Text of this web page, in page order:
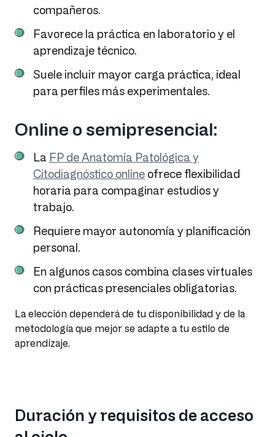
compañeros.
Favorece la práctica en laboratorio y el
aprendizaje técnico.
Suele incluir mayor carga práctica, ideal
para perfiles más experimentales.
Online o semipresencial:
La FP de Anatomía Patológica y
Citodiagnóstico online ofrece flexibilidad
horaria para compaginar estudios y
trabajo.
Requiere mayor autonomía y planificación
personal.
En algunos casos combina clases virtuales
con prácticas presenciales obligatorias.
La elección dependerá de tu disponibilidad y de la
metodología que mejor se adapte a tu estilo de
aprendizaje.
Duración y requisitos de acceso